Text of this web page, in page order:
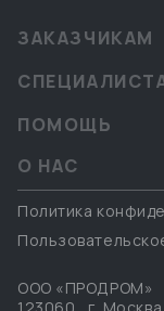
ЗАКАЗЧИКАМ
ПОМОЩЬ
О НАС
Политика
ООО «ПРОДРОМ»